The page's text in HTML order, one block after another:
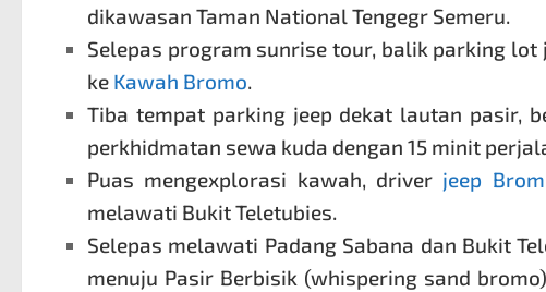
dikawasan Taman National Tengegr Semeru.
Selepas program sunrise tour, balik parking
ke Kawah Bromo.
Tiba tempat parking jeep dekat lautan pasir,
perkhidmatan sewa kuda dengan 15 minit
Puas mengexplorasi kawah, driver jeep
melawati Bukit Teletubies.
Selepas melawati Padang Sabana dan Bukit
menuju Pasir Berbisik (whispering sand